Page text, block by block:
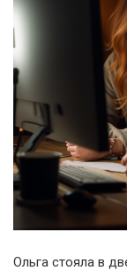
Ольга стояла в